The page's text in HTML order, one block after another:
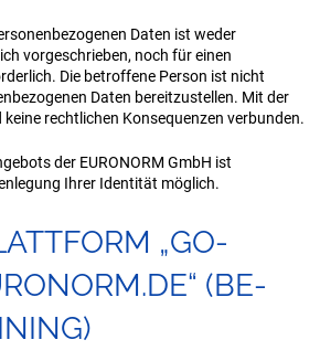
Daten ist weder
vorgeschrieben, noch für einen
Die betroffene Person ist nicht
Daten bereitzustellen. Mit der
rechtlichen Konsequenzen verbunden.
der EURONORM GmbH ist
Ihrer Identität möglich.
„GO-​
(BE­